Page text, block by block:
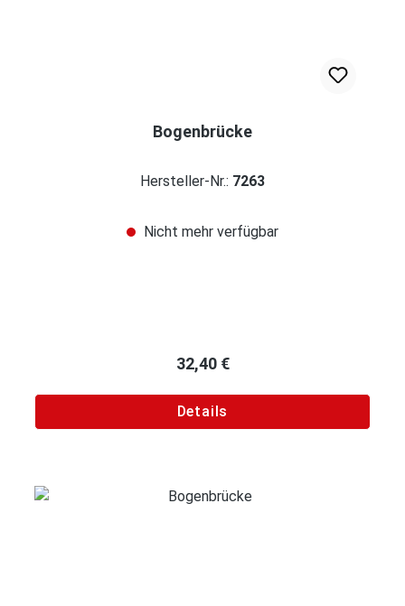
Bogenbrücke
Hersteller-Nr.: 7263
Nicht mehr verfügbar
Regulärer Preis:
32,40 €
Details